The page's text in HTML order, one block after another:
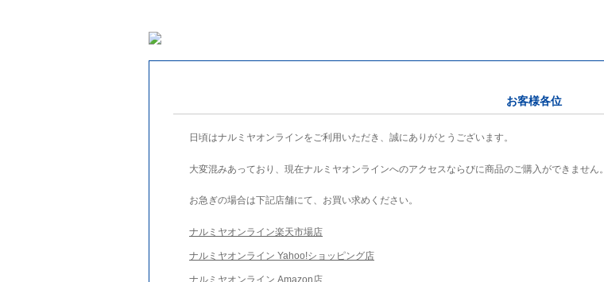
お客様各位
日頃はナルミヤオンラインをご利用いただき、誠にありがとうございます。
大変混みあっており、現在ナルミヤオンラインへのアクセスならびに商品のご購入ができません。
お急ぎの場合は下記店舗にて、お買い求めください。
ナルミヤオンライン楽天市場店
ナルミヤオンライン Yahoo!ショッピング店
ナルミヤオンライン Amazon店